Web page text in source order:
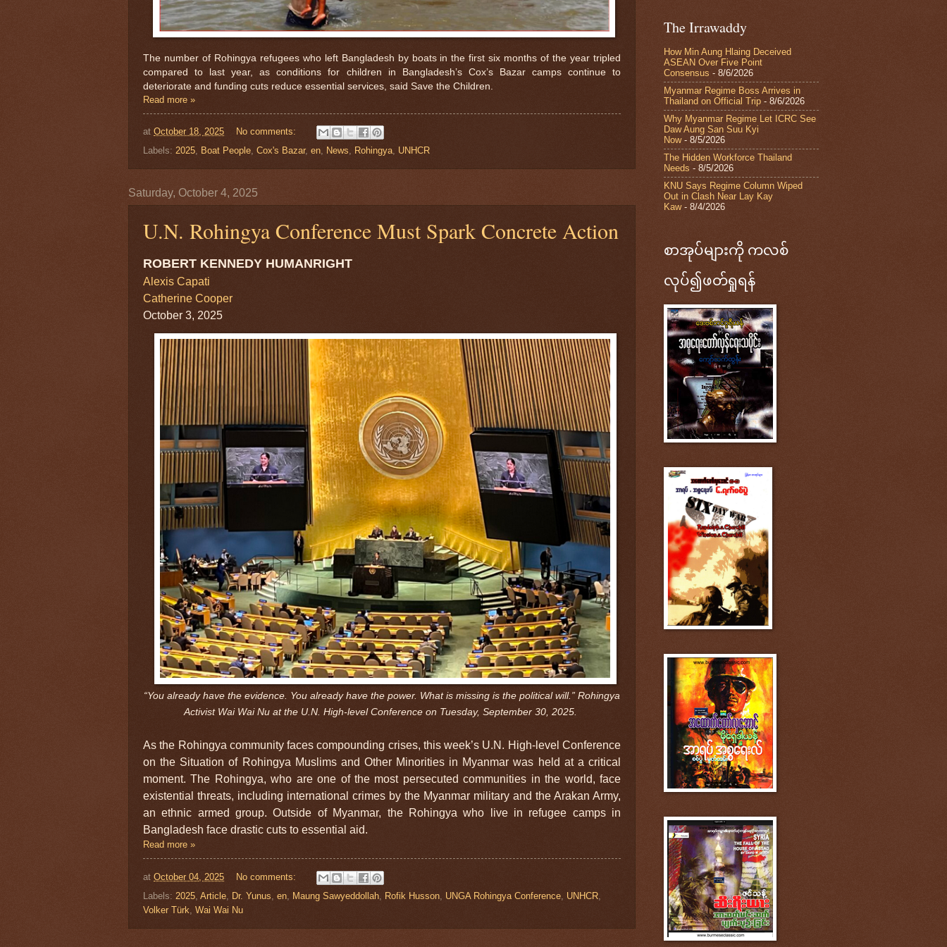
The number of Rohingya refugees who left Bangladesh by boats in the first six months of the year tripled
compared to last year, as conditions for children in Bangladesh’s Cox’s Bazar camps continue to
deteriorate and funding cuts reduce essential services, said Save the Children.
Read more »
at October 18, 2025
No comments:
Labels: 2025, Boat People, Cox's Bazar, en, News, Rohingya, UNHCR
Saturday, October 4, 2025
U.N. Rohingya Conference Must Spark Concrete Action
ROBERT KENNEDY HUMANRIGHT
Alexis Capati
Catherine Cooper
October 3, 2025
“You already have the evidence. You already have the power. What is missing is the political will.” Rohingya
Activist Wai Wai Nu at the U.N. High-level Conference on Tuesday, September 30, 2025.
As the Rohingya community faces compounding crises, this week’s U.N. High-level Conference
on the Situation of Rohingya Muslims and Other Minorities in Myanmar was held at a critical
moment. The Rohingya, who are one of the most persecuted communities in the world, face
existential threats, including international crimes by the Myanmar military and the Arakan Army,
an ethnic armed group. Outside of Myanmar, the Rohingya who live in refugee camps in
Bangladesh face drastic cuts to essential aid.
Read more »
at October 04, 2025
No comments:
Labels: 2025 Article Dr. Yunus en Maung Sawyeddollah Rofik Husson UNGA Rohingya Conference UNHCR
Volker Türk Wai Wai Nu
The Irrawaddy
How Min Aung Hlaing Deceived
ASEAN Over Five Point
Consensus - 8/6/2026
Myanmar Regime Boss Arrives in
Thailand on Official Trip - 8/6/2026
Why Myanmar Regime Let ICRC See
Daw Aung San Suu Kyi
Now- 8/5/2026
The Hidden Workforce Thailand
Needs - 8/5/2026
KNU Says Regime Column Wiped
Out in Clash Near Lay Kay
Kaw- 8/4/2026
စာအုပ်များကို ကလစ်
လုပ်၍ဖတ်ရှုရန်